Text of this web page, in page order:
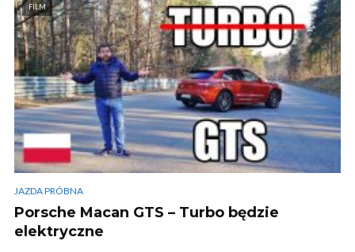
FILM
JAZDA PRÓBNA
Porsche Macan GTS – Turbo będzie
elektryczne